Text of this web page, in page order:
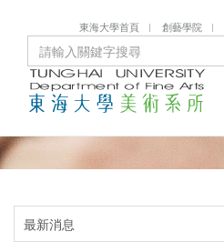
東海大學首頁 創藝學院
最新消息